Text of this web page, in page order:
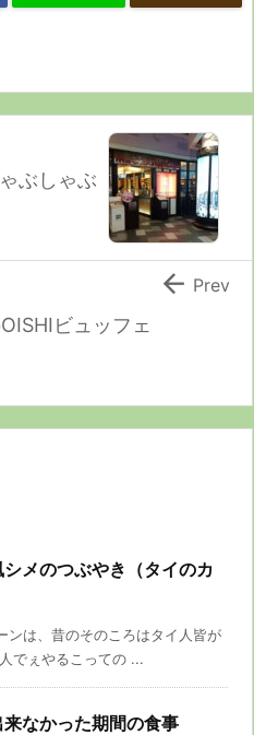
ぶしゃぶ
ビュッフェ
 Prev
メのつぶやき（タイのカ
ンは、昔のそのころはタイ人皆が
でぇやるこっての ...
なかった期間の食事